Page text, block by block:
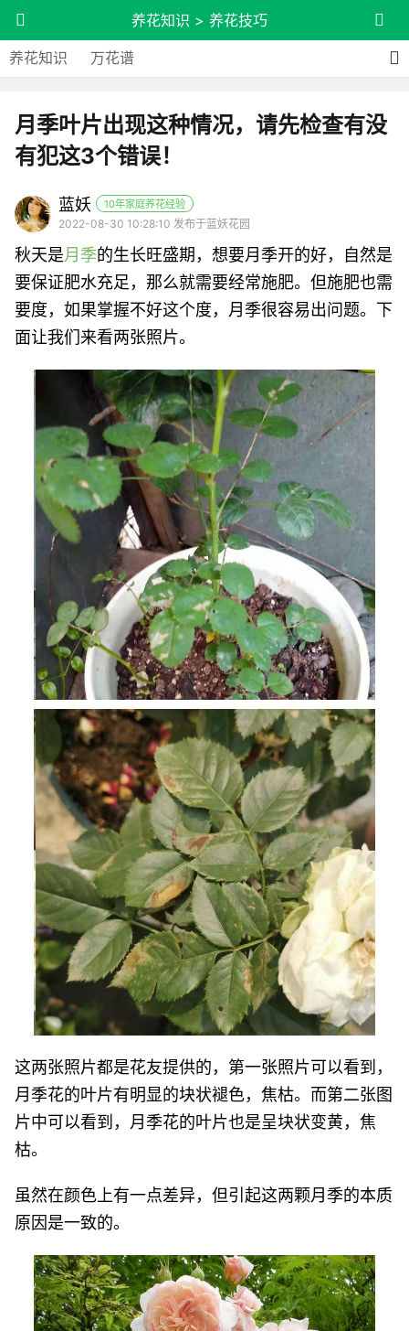
养花知识 >养花技巧
养花知识 万花谱
月季叶片出现这种情况，请先检查有没
有犯这3个错误！
蓝妖 10年家庭养花经验
2022-08-30 10:28:10 发布于蓝妖花园
秋天是月季的生长旺盛期，想要月季开的好，自然是
要保证肥水充足，那么就需要经常施肥。但施肥也需
要度，如果掌握不好这个度，月季很容易出问题。下
面让我们来看两张照片。
这两张照片都是花友提供的，第一张照片可以看到，
月季花的叶片有明显的块状褪色，焦枯。而第二张图
片中可以看到，月季花的叶片也是呈块状变黄，焦
枯。
虽然在颜色上有一点差异，但引起这两颗月季的本质
原因是一致的。